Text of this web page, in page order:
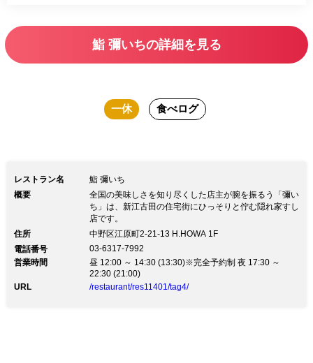
ス、メニューの構築など、随所まで店主
鮨 彌いちの詳細を見る
一休 食べログ
レストラン名
鮨 彌いち
概要
全国の美味しさを知り尽くした店主が腕を振るう「彌い
ち」は、新江古田の住宅街にひっそりと佇む隠れ家すし
店です。
住所
中野区江原町2-21-13 H.HOWA 1F
電話番号
03-6317-7992
営業時間
昼 12:00 ～ 14:30 (13:30)※完全予約制 夜 17:30 ～
22:30 (21:00)
URL
/restaurant/res11401/tag4/